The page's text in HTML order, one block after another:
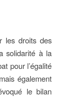
les droits des
solidarité à la
pour l’égalité
également
le bilan